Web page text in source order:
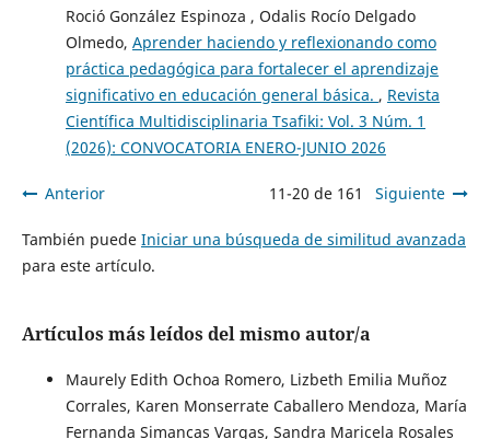
Roció González Espinoza , Odalis Rocío Delgado
Olmedo, Aprender haciendo y reflexionando como
práctica pedagógica para fortalecer el aprendizaje
significativo en educación general básica. , Revista
Científica Multidisciplinaria Tsafiki: Vol. 3 Núm. 1
(2026): CONVOCATORIA ENERO-JUNIO 2026
Anterior 11-20 de 161 Siguiente
También puede Iniciar una búsqueda de similitud avanzada
para este artículo.
Artículos más leídos del mismo autor/a
Maurely Edith Ochoa Romero, Lizbeth Emilia Muñoz
Corrales, Karen Monserrate Caballero Mendoza, María
Fernanda Simancas Vargas, Sandra Maricela Rosales